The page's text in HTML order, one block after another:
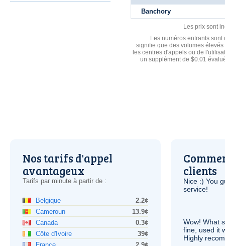
Banchory
Les prix sont
Les numéros entrants
signifie que des volumes
les centres d'appels ou de
un supplément de $0.01
Nos tarifs d'appel
avantageux
Tarifs par minute à partir de :
Belgique
2.2¢
Cameroun
13.9¢
Canada
0.3¢
Côte d'Ivoire
39¢
clients
Nice :) You
service!
Wow! What
fine, used it
Highly